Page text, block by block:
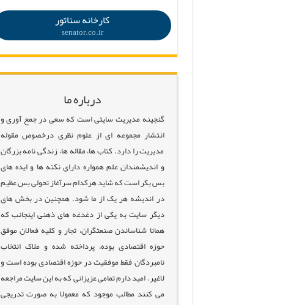
کارخانه سناتور
senator.co.ir
درباره ما
گنجینه مدیریت سایتی است که سعی در جمع آوری و
انتشار مجموعه ای از علوم نظری درخصوص مقوله
مدیریت را دارد. کتاب ها، مقاله ها، زندگی نامه بزرگان
و اندیشمندان علم همواره دارای نکته ها و ایده های
بس بکر است که شاید هرکدام سرآغاز تحولی بس عظیم
در اندیشه هر یک از ما شود. همچنین در بخش های
دیگر سایت به یکی از دغدغه های ذهنی اینجانب که
همانا شناساندن صنعتگران، تجار و کلیه فعالان موفق
حوزه اقتصادی بوده، پرداخته شده و ملاک انتخاب
نامبردگان فقط موفقیت در حوزه اقتصادی بوده است و
لاغیر. امید دارم تمامی عزیزانی که به این سایت مراجعه
می کنند مطالب موجود که معمولا به صورت تدریجی